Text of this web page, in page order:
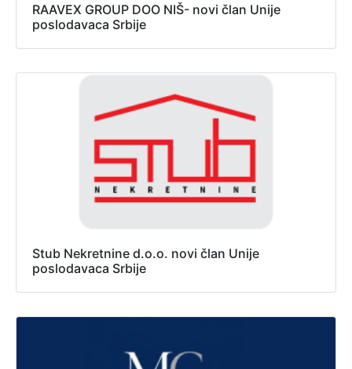
RAAVEX GROUP DOO NIŠ- novi član Unije
poslodavaca Srbije
Stub Nekretnine d.o.o. novi član Unije
poslodavaca Srbije